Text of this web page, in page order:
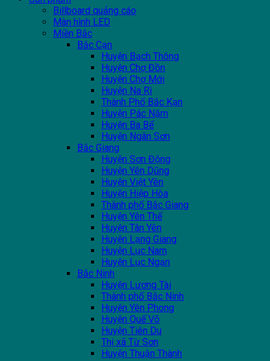
Billboard quảng cáo
Màn hình LED
Miền Bắc
Bắc Cạn
Huyện Bạch Thông
Huyện Chợ Đồn
Huyện Chợ Mới
Huyện Na Rì
Thành Phố Bắc Kạn
Huyện Pác Nặm
Huyện Ba Bể
Huyện Ngân Sơn
Bắc Giang
Huyện Sơn Động
Huyện Yên Dũng
Huyện Việt Yên
Huyện Hiệp Hòa
Thành phố Bắc Giang
Huyện Yên Thế
Huyện Tân Yên
Huyện Lạng Giang
Huyện Lục Nam
Huyện Lục Ngạn
Bắc Ninh
Huyện Lương Tài
Thành phố Bắc Ninh
Huyện Yên Phong
Huyện Quế Võ
Huyện Tiên Du
Thị xã Từ Sơn
Huyện Thuận Thành